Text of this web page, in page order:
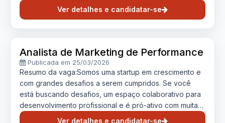
Híbrido (presencial de segunda a quinta-feira e home
office na sexta-feira)Resumo da vaga:Estamos em
busca de um SDR (Sales Development Representative)
focado em prospecção ativa e com forte habilidade em
Cold Call para integrar a nossa equipe Comercial. O
profissional será responsável por abrir portas no
mercado, identificar oportunidades de negócios e
qualificar leads, sendo o primeiro ponto de contato
com potenciais clientes. Se você é comunicativo,
resiliente, movido a desafios e tem facilidade para
contornar objeções por telefone, essa vaga é para
Ver detalhes e candidatar-se
Analista de Marketing de Performance
Publicada em 25/03/2026
Resumo da vaga:Somos uma startup em crescimento e
com grandes desafios a serem cumpridos. Se você
está buscando desafios, um espaço colaborativo para
desenvolvimento profissional e é pró-ativo com muita
vontade de fazer acontecer, essa vaga é para
Ver detalhes e candidatar-se